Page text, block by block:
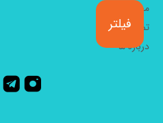
فیلتر
مجله
تماس با ما
درباره ما